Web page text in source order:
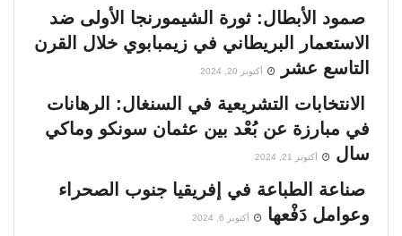
صمود الأبطال: ثورة الشيمورنجا الأولى ضد
الاستعمار البريطاني في زيمبابوي خلال القرن
التاسع عشر
أكتوبر 20, 2024
الانتخابات التشريعية في السنغال: الرهانات
في مبارزة عن بُعْد بين عثمان سونكو وماكي
سال
أكتوبر 21, 2024
صناعة الطباعة في إفريقيا جنوب الصحراء
وعوامل دَفْعها
أكتوبر 6, 2024